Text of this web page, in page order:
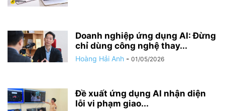
Doanh nghiệp ứng dụng AI: Đừng
chỉ dùng công nghệ thay...
Hoàng Hải Anh - 01/05/2026
Đề xuất ứng dụng AI nhận diện
lỗi vi phạm giao...